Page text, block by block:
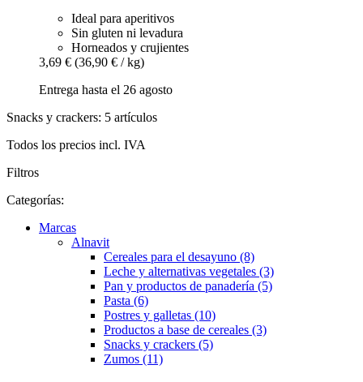
Ideal para aperitivos
Sin gluten ni levadura
Horneados y crujientes
3,69 € (36,90 € / kg)
Entrega hasta el 26 agosto
Snacks y crackers: 5 artículos
Todos los precios incl. IVA
Filtros
Categorías:
Marcas
Alnavit
Cereales para el desayuno (8)
Leche y alternativas vegetales (3)
Pan y productos de panadería (5)
Pasta (6)
Postres y galletas (10)
Productos a base de cereales (3)
Snacks y crackers (5)
Zumos (11)